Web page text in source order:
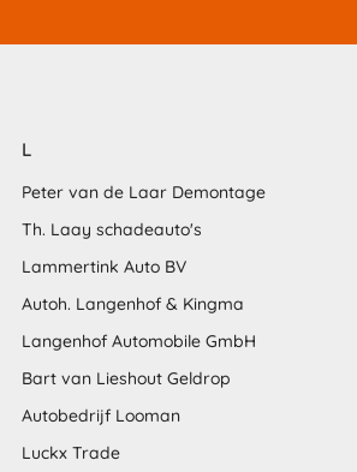
L
Peter van de Laar Demontage
Th. Laay schadeauto's
Lammertink Auto BV
Autoh. Langenhof & Kingma
Langenhof Automobile GmbH
Bart van Lieshout Geldrop
Autobedrijf Looman
Luckx Trade